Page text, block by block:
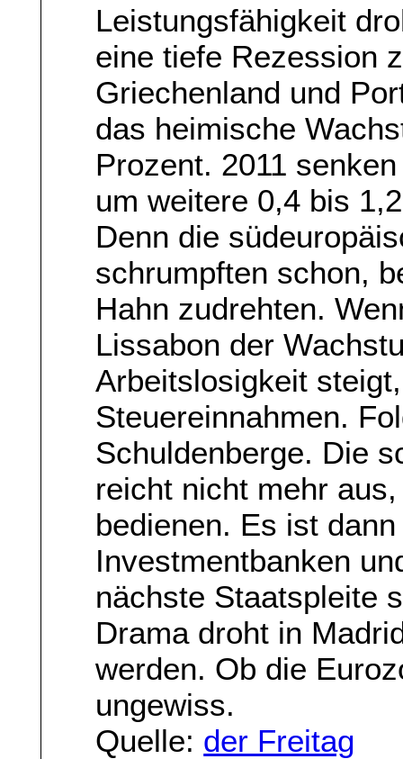
Leistungsfähigkeit
eine tiefe Rezession
Griechenland und
das heimische
Prozent. 2011
um weitere 0,4 bis
Denn die
schrumpften schon,
Hahn zudrehten.
Lissabon der
Arbeitslosigkeit
Steuereinnahmen.
Schuldenberge. Die
reicht nicht mehr
bedienen. Es ist
Investmentbanken
nächste Staatspleite
Drama droht in
werden. Ob die
ungewiss.
Quelle: der Freitag